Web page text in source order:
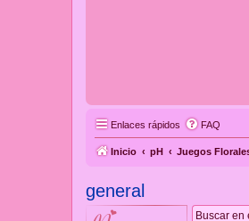
Enlaces rápidos FAQ
Inicio pH Juegos
general